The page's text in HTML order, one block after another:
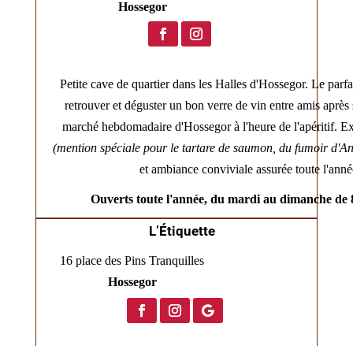
Hossegor
Petite cave de quartier dans les Halles d'Hossegor. Le
retrouver et déguster un bon verre de vin entre amis après
marché hebdomadaire d'Hossegor à l'heure de l'apéritif.
(mention spéciale pour le tartare de saumon, du fumoir
et ambiance conviviale assurée toute
Ouverts toute l'année, du mardi au dimanche de
L’Étiquette
16 place des Pins Tranquilles
Hossegor